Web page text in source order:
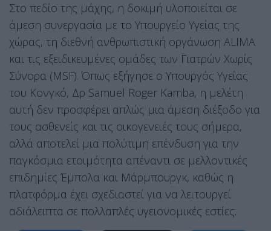
Στο πεδίο της μάχης, η δοκιμή υλοποιείται σε
άμεση συνεργασία με το Υπουργείο Υγείας της
χώρας, τη διεθνή ανθρωπιστική οργάνωση ALIMA
και τις εξειδικευμένες ομάδες των Γιατρών Χωρίς
Σύνορα (MSF). Όπως εξήγησε ο Υπουργός Υγείας
του Κονγκό, Δρ Samuel Roger Kamba, η μελέτη
αυτή δεν προσφέρει απλώς μια άμεση διέξοδο για
τους ασθενείς και τις οικογενειές τους σήμερα,
αλλά αποτελεί μια πολύτιμη επένδυση για την
παγκόσμια ετοιμότητα απέναντι σε μελλοντικές
επιδημίες Έμπολα και Μάρμπουργκ, καθώς η
πλατφόρμα έχει σχεδιαστεί για να λειτουργεί
αδιάλειπτα σε πολλαπλές υγειονομικές εστίες.